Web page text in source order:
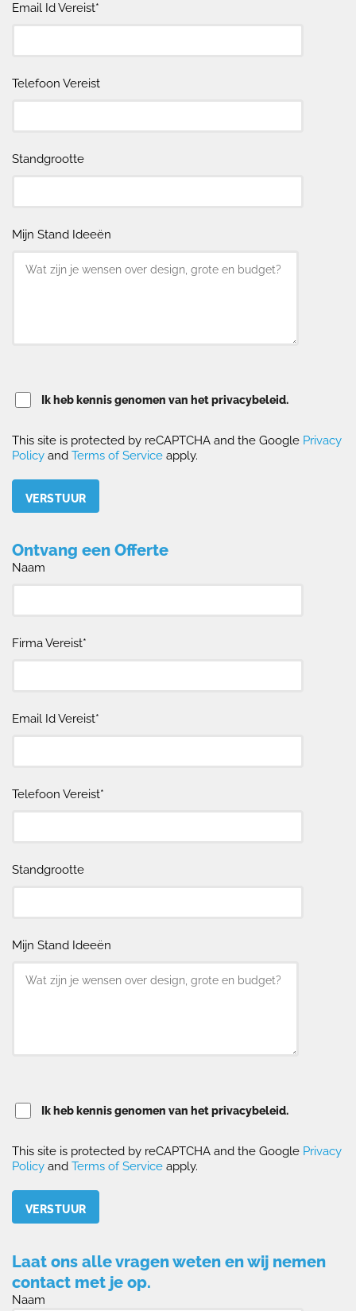
Email Id Vereist*
Telefoon Vereist
Standgrootte
Mijn Stand Ideeën
Ik heb kennis genomen van het privacybeleid.
This site is protected by reCAPTCHA and the Google Privacy
Policy and Terms of Service apply.
Please leave this field empty.
Ontvang een Offerte
Naam
Firma Vereist*
Email Id Vereist*
Telefoon Vereist*
Standgrootte
Mijn Stand Ideeën
Ik heb kennis genomen van het privacybeleid.
This site is protected by reCAPTCHA and the Google Privacy
Policy and Terms of Service apply.
Please leave this field empty.
Laat ons alle vragen weten en wij nemen
contact met je op.
Naam